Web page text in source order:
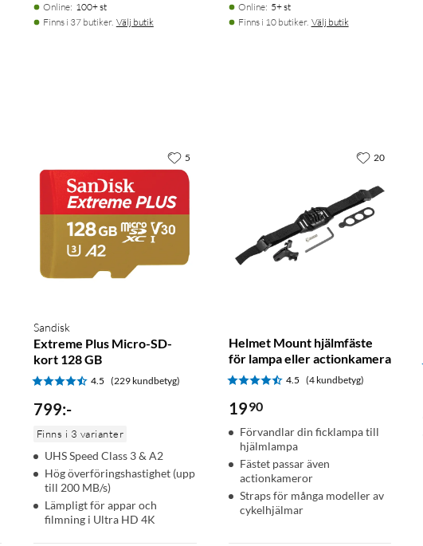
Online: 100+ st
Finns i 37 butiker. Välj butik
Online: 5+ st
Finns i 10 butiker. Välj butik
Sandisk
Extreme Plus Micro-SD-
kort 128 GB
4.5 (229 kundbetyg)
799:-
Finns i 3 varianter
UHS Speed Class 3 & A2
Hög överföringshastighet (upp
till 200 MB/s)
Lämpligt för appar och
filmning i Ultra HD 4K
5
Helmet Mount hjälmfäste
för lampa eller actionkamera
4.5 (4 kundbetyg)
1990
Förvandlar din ficklampa till
hjälmlampa
Fästet passar även
actionkameror
Straps för många modeller av
cykelhjälmar
20